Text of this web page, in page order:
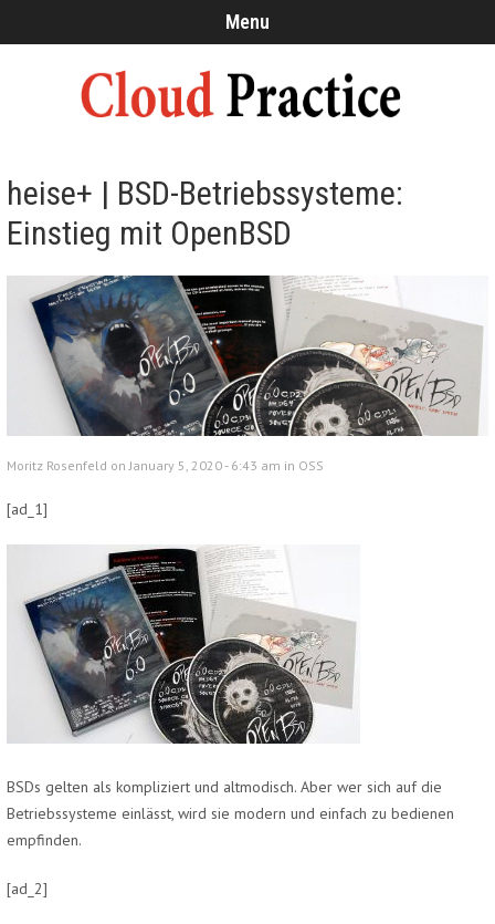
Menu
heise+ | BSD-Betriebssysteme:
Einstieg mit OpenBSD
Moritz Rosenfeld on January 5, 2020 - 6:43 am in OSS
[ad_1]
BSDs gelten als kompliziert und altmodisch. Aber wer sich auf die
Betriebssysteme einlässt, wird sie modern und einfach zu bedienen
empfinden.
[ad_2]